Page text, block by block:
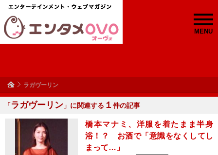
MENU
ラガヴーリン
「ラガヴーリン 」に関連する １ 件の記事
橋本マナミ、洋服を着たまま半身
浴！？ お酒で「意識をなくしてし
まって…」